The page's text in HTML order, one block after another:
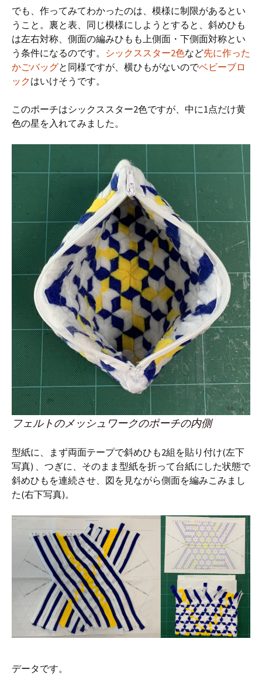
でも、作ってみてわかったのは、模様に制限があるとい
うこと。裏と表、同じ模様にしようとすると、斜めひも
は左右対称、側面の編みひもも上側面・下側面対称とい
う条件になるのです。 シックススター2色など先に作った
かごバッグと同様ですが、横ひもがないのでベビーブロ
ックはいけそうです。
このポーチはシックススター2色ですが、中に1点だけ黄
色の星を入れてみました。
フェルトのメッシュワークのポーチの内側
型紙に、まず両面テープで斜めひも2組を貼り付け(左下
写真) 、つぎに、そのまま型紙を折って台紙にした状態で
斜めひもを連続させ、図を見ながら側面を編みこみまし
た(右下写真)。
データです。